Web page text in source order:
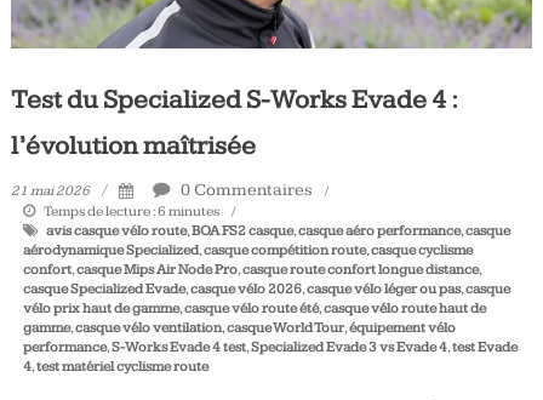
triathlon
Test du Specialized S-Works Evade 4 :
l’évolution maîtrisée
21 mai 2026 0 Commentaires
Temps de lecture :6 minutes
avis casque vélo route,BOA FS2 casque,casque aéro performance,casque
aérodynamique Specialized,casque compétition route,casque cyclisme
confort,casque Mips Air Node Pro,casque route confort longue distance,
casque Specialized Evade,casque vélo 2026,casque vélo léger ou pas,casque
vélo prix haut de gamme,casque vélo route été,casque vélo route haut de
gamme,casque vélo ventilation,casque World Tour,équipement vélo
performance,S-Works Evade 4 test,Specialized Evade 3 vs Evade 4,test Evade
4,test matériel cyclisme route